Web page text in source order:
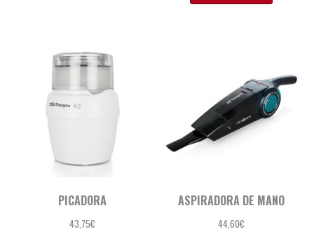
PICADORA
43,75€
ASPIRADORA DE MANO
44,60€